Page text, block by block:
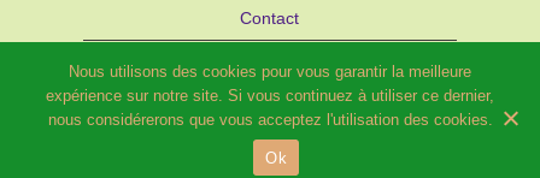
Contact
Autre site d’Hélène SCHILD : Bijoux
STRATAGEMME – PARIS
Nous utilisons des cookies pour vous garantir la meilleure
expérience sur notre site. Si vous continuez à utiliser ce dernier,
nous considérerons que vous acceptez l'utilisation des cookies.
Ok